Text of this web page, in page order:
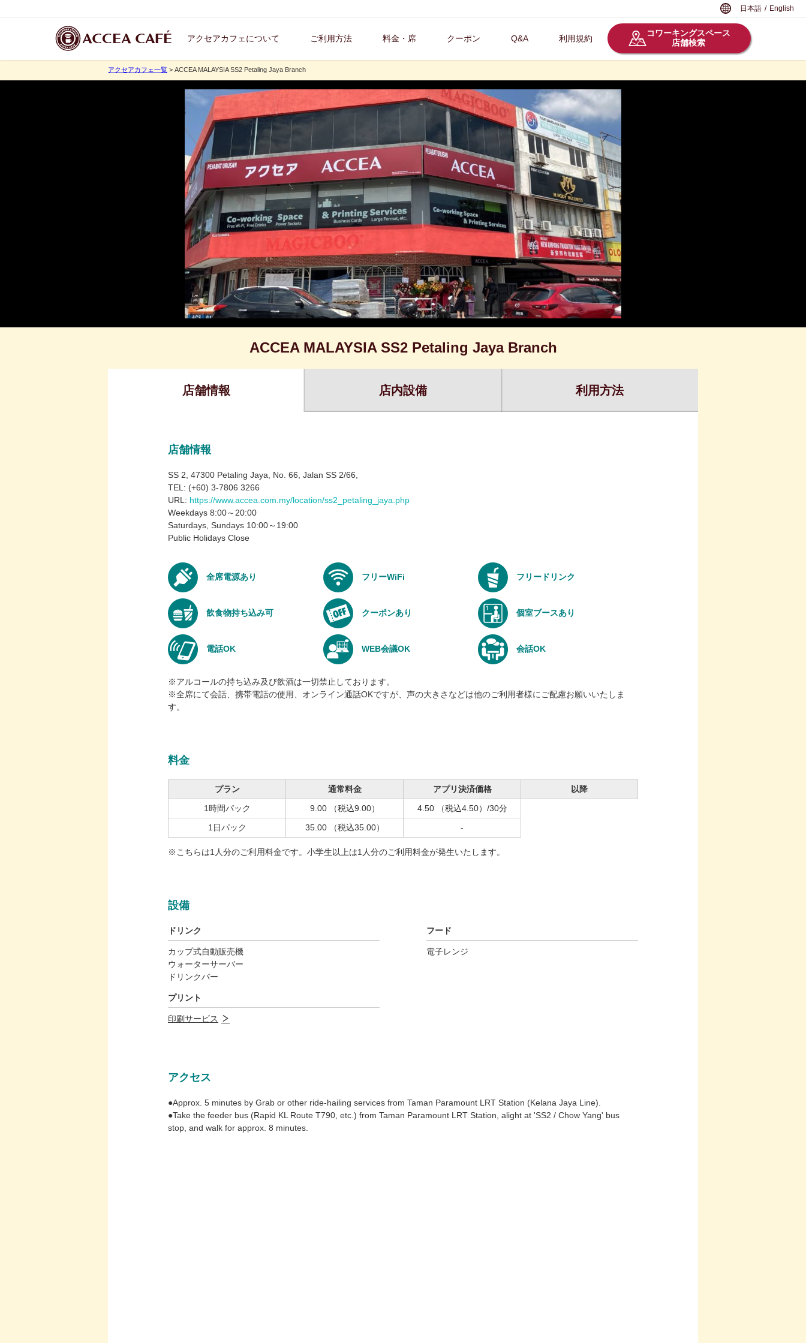
日本語 / English
アクセアカフェについて ご利用方法 料金・席 クーポン Q&A 利用規約
コワーキングスペース
店舗検索
アクセアカフェ一覧 > ACCEA MALAYSIA SS2 Petaling Jaya Branch
ACCEA MALAYSIA SS2 Petaling Jaya Branch
店舗情報 店内設備 利用方法
店舗情報
SS 2, 47300 Petaling Jaya, No. 66, Jalan SS 2/66,
TEL: (+60) 3-7806 3266
URL: https://www.accea.com.my/location/ss2_petaling_jaya.php
Weekdays 8:00～20:00
Saturdays, Sundays 10:00～19:00
Public Holidays Close
全席電源あり フリーWiFi フリードリンク
飲食物持ち込み可 クーポンあり 個室ブースあり
電話OK WEB会議OK 会話OK
※アルコールの持ち込み及び飲酒は一切禁止しております。
※全席にて会話、携帯電話の使用、オンライン通話OKですが、声の大きさなどは他のご利用者様にご配慮お願いいたしま
す。
料金
プラン 通常料金 アプリ決済価格
以降
1時間パック
9.00 （税込9.00） 4.50 （税込4.50） /30分
1日パック
35.00 （税込35.00） -
※こちらは1人分のご利用料金です。小学生以上は1人分のご利用料金が発生いたします。
設備
ドリンク
カップ式自動販売機
ウォーターサーバー
ドリンクバー
フード
電子レンジ
プリント
印刷サービス
アクセス
●Approx. 5 minutes by Grab or other ride-hailing services from Taman Paramount LRT Station (Kelana Jaya Line).
●Take the feeder bus (Rapid KL Route T790, etc.) from Taman Paramount LRT Station, alight at 'SS2 / Chow Yang' bus
stop, and walk for approx. 8 minutes.